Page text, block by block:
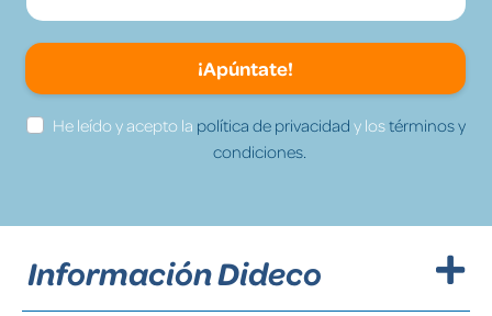
¡Apúntate!
He leído y acepto la política de privacidad y lostérminos y
condiciones.
Información Dideco